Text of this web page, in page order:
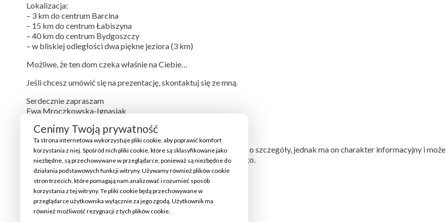
Lokalizacja:
– 3 km do centrum Barcina
– 15 km do centrum Łabiszyna
– 40 km do centrum Bydgoszczy
– w bliskiej odległości dwa piękne jeziora (3 km)
Możliwe, że ten dom czeka właśnie na Ciebie…
Jeśli chcesz umówić się na prezentację, skontaktuj się ze mną.
Serdecznie zapraszam
Ewa Mroczkowska-Ignasiak
e-mail: ewa.mroczkowska-ignasiak@home-estate.pl
Nota: Opis przygotowaliśmy na podstawie oględzin z dbałością o szczegóły, jednak ma on charakter informacyjny i może
ulec zmianie. Nie stanowi oferty w rozumieniu Kodeksu cywilnego.
Cenimy Twoją prywatność
Ta strona internetowa wykorzystuje pliki cookie, aby poprawić komfort
korzystania z niej. Spośród nich pliki cookie, które są sklasyfikowane jako
niezbędne, są przechowywane w przeglądarce, ponieważ są niezbędne do
działania podstawowych funkcji witryny. Używamy również plików cookie
stron trzecich, które pomagają nam analizować i rozumieć sposób
korzystania z tej witryny. Te pliki cookie będą przechowywane w
przeglądarce użytkownika wyłącznie za jego zgodą. Użytkownik ma
również możliwość rezygnacji z tych plików cookie.